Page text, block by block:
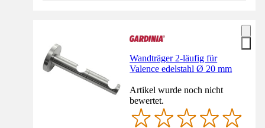
Wandträger 2-läufig für
Valence edelstahl Ø 20 mm
Artikel wurde noch nicht
bewertet.